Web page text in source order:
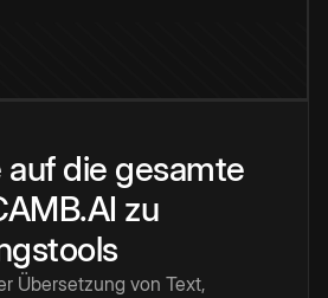
auf die gesamte
zu
Übersetzung von Text,